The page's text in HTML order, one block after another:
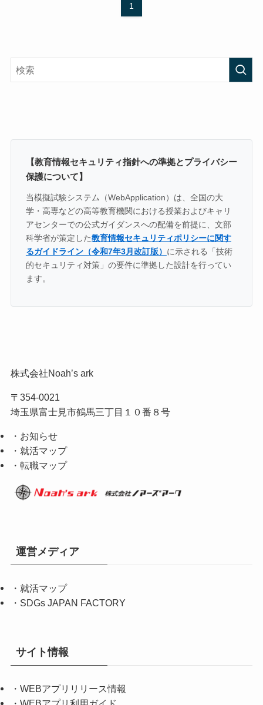
1
【教育情報セキュリティ指針への準拠とプライバシー
保護について】
当模擬試験システム（WebApplication）は、全国の大
学・高専などの高等教育機関における授業およびキャリ
アセンターでの公式ガイダンスへの配備を前提に、文部
科学省が策定した教育情報セキュリティポリシーに関す
るガイドライン（令和7年3月改訂版） に示される「技術
的セキュリティ対策」の要件に準拠した設計を行ってい
ます。
株式会社Noah’s ark
〒354-0021
埼玉県富士見市鶴馬三丁目１０番８号
・お知らせ
・就活マップ
・転職マップ
運営メディア
・ 就活マップ
・ SDGs JAPAN FACTORY
サイト情報
・ WEBアプリリリース情報